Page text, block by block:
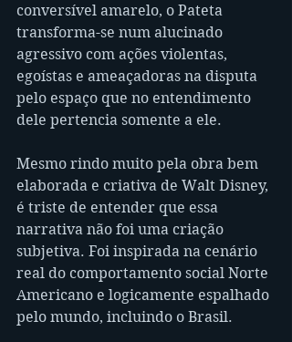
conversível amarelo, o Pateta
transforma-se num alucinado
agressivo com ações violentas,
egoístas e ameaçadoras na disputa
pelo espaço que no entendimento
dele pertencia somente a ele.
Mesmo rindo muito pela obra bem
elaborada e criativa de Walt Disney,
é triste de entender que essa
narrativa não foi uma criação
subjetiva. Foi inspirada na cenário
real do comportamento social Norte
Americano e logicamente espalhado
pelo mundo, incluindo o Brasil.